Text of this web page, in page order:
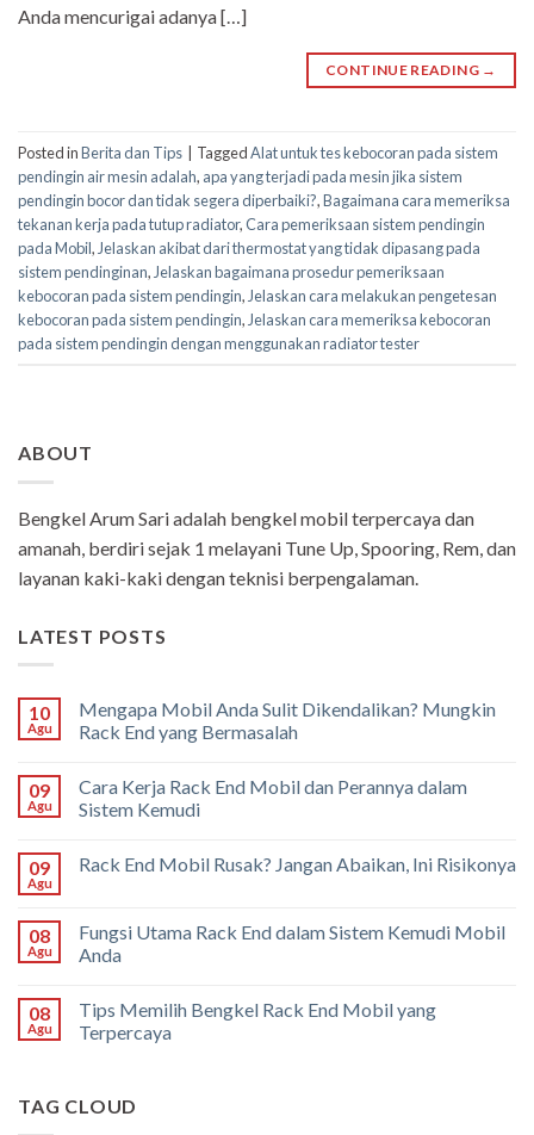
Anda mencurigai adanya […]
CONTINUE READING →
Posted inBerita dan Tips TaggedAlat untuk tes kebocoran pada sistem
pendingin air mesin adalah, apa yang terjadi pada mesin jika sistem
pendingin bocor dan tidak segera diperbaiki?,Bagaimana cara memeriksa
tekanan kerja pada tutup radiator,Cara pemeriksaan sistem pendingin
pada Mobil, Jelaskan akibat dari thermostat yang tidak dipasang pada
sistem pendinginan, Jelaskan bagaimana prosedur pemeriksaan
kebocoran pada sistem pendingin, Jelaskan cara melakukan pengetesan
kebocoran pada sistem pendingin, Jelaskan cara memeriksa kebocoran
pada sistem pendingin dengan menggunakan radiator tester
ABOUT
Bengkel Arum Sari adalah bengkel mobil terpercaya dan
amanah, berdiri sejak 1 melayani Tune Up, Spooring, Rem, dan
layanan kaki-kaki dengan teknisi berpengalaman.
LATEST POSTS
10
Agu
Mengapa Mobil Anda Sulit Dikendalikan? Mungkin
Rack End yang Bermasalah
09
Agu
Cara Kerja Rack End Mobil dan Perannya dalam
Sistem Kemudi
09
Agu
Rack End Mobil Rusak? Jangan Abaikan, Ini Risikonya
08
Agu
Fungsi Utama Rack End dalam Sistem Kemudi Mobil
Anda
08
Agu
Tips Memilih Bengkel Rack End Mobil yang
Terpercaya
TAG CLOUD